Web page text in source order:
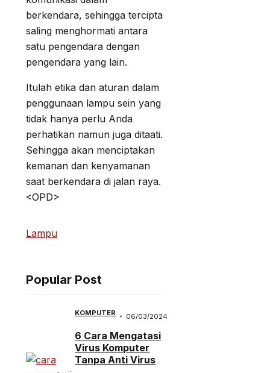
berkendara, sehingga tercipta
saling menghormati antara
satu pengendara dengan
pengendara yang lain.
Itulah etika dan aturan dalam
penggunaan lampu sein yang
tidak hanya perlu Anda
perhatikan namun juga ditaati.
Sehingga akan menciptakan
kemanan dan kenyamanan
saat berkendara di jalan raya.
<OPD>
Lampu
Popular Post
KOMPUTER 06/03/2024
6 Cara Mengatasi
Virus Komputer
Tanpa Anti Virus